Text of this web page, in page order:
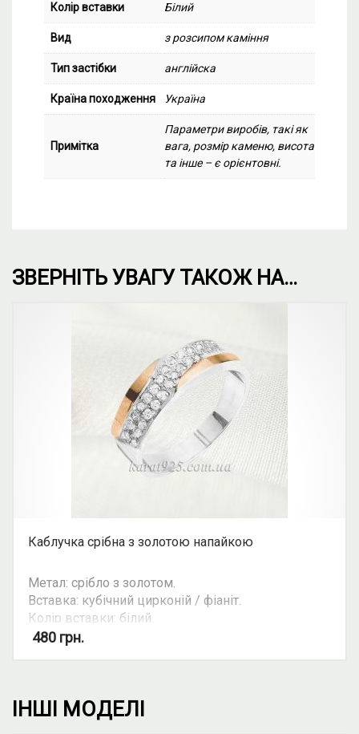
Колір вставки Білий
Вид з розсипом каміння
Тип застібки англійска
Країна походження Україна
Примітка
Параметри виробів, такі як
вага, розмір каменю, висота
та інше – є орієнтовні.
ЗВЕРНІТЬ УВАГУ ТАКОЖ НА…
Каблучка срібна з золотою напайкою
Метал: срібло з золотом.
Вставка: кубічний цирконій / фіаніт.
Колір вставки: білий.
Вид: з росипом каміння.
480 грн.
ІНШІ МОДЕЛІ